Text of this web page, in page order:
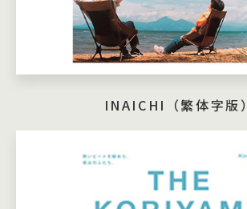
INAICHI（繁体字版）